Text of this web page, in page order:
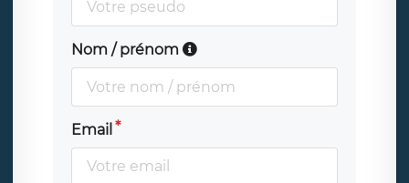
Nom / prénom
Email